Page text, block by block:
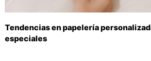
Tendencias en papelería
especiales